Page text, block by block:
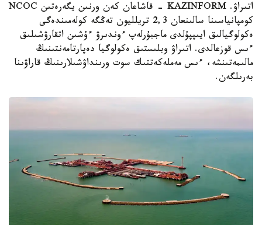
اتىراۋ. KAZINFORM - قاشاعان كەن ورنىن يگەرەتىن NCOC
كومپانياسىنا سالىنعان 2,3 تريلليون تەڭگە كولەمىندەگى
ەكولوگيالىق ايىپپۇلدى ماجبۇرلەپ ءوندىرۋ ءۇشىن اتقارۋشىلىق
ءىس قوزعالدى. اتىراۋ وبلىستىق ەكولوگيا دەپارتامەنتىنىڭ
مالىمەتىنشە، ءىس مەملەكەتتىك سوت ورىنداۋشىلارىنىڭ قاراۋىنا
بەرىلگەن.